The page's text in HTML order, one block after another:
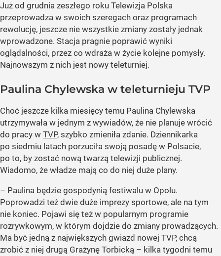
Już od grudnia zeszłego roku Telewizja Polska
przeprowadza w swoich szeregach oraz programach
rewolucję, jeszcze nie wszystkie zmiany zostały jednak
wprowadzone. Stacja pragnie poprawić wyniki
oglądalności, przez co wdraża w życie kolejne pomysły.
Najnowszym z nich jest nowy teleturniej.
Paulina Chylewska w teleturnieju TVP
Choć jeszcze kilka miesięcy temu Paulina Chylewska
utrzymywała w jednym z wywiadów, że nie planuje wrócić
do pracy w TVP, szybko zmieniła zdanie. Dziennikarka
po siedmiu latach porzuciła swoją posadę w Polsacie,
po to, by zostać nową twarzą telewizji publicznej.
Wiadomo, że władze mają co do niej duże plany.
– Paulina będzie gospodynią festiwalu w Opolu.
Poprowadzi też dwie duże imprezy sportowe, ale na tym
nie koniec. Pojawi się też w popularnym programie
rozrywkowym, w którym dojdzie do zmiany prowadzących.
Ma być jedną z największych gwiazd nowej TVP, chcą
zrobić z niej drugą Grażynę Torbicką – kilka tygodni temu